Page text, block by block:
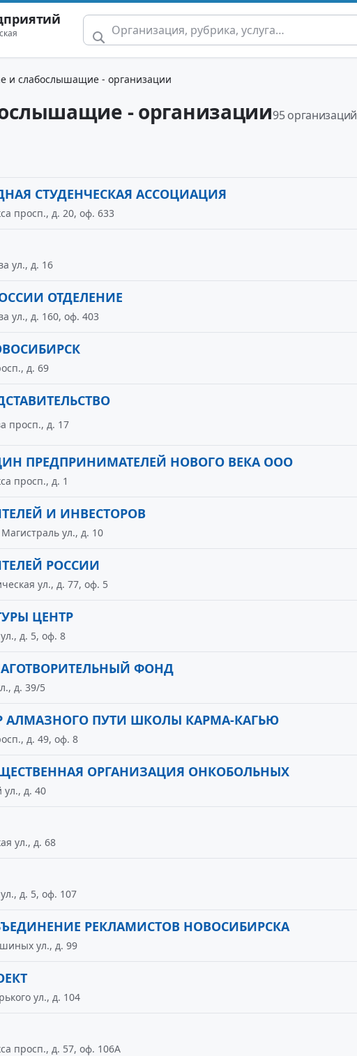
и слабослышащие - организации
- организации95 организаций
СТУДЕНЧЕСКАЯ АССОЦИАЦИЯ
просп., д. 20, оф. 633
ул., д. 16
ОТДЕЛЕНИЕ
ул., д. 160, оф. 403
д. 69
просп., д. 17
ПРЕДПРИНИМАТЕЛЕЙ НОВОГО ВЕКА ООО
просп., д. 1
И ИНВЕСТОРОВ
ул., д. 10
РОССИИ
ул., д. 77, оф. 5
ЦЕНТР
д. 5, оф. 8
ФОНД
д. 39/5
АЛМАЗНОГО ПУТИ ШКОЛЫ КАРМА-КАГЬЮ
д. 49, оф. 8
ОРГАНИЗАЦИЯ ОНКОБОЛЬНЫХ
ул., д. 40
ул., д. 68
д. 5, оф. 107
РЕКЛАМИСТОВ НОВОСИБИРСКА
ул., д. 99
ул., д. 104
просп., д. 57, оф. 106А